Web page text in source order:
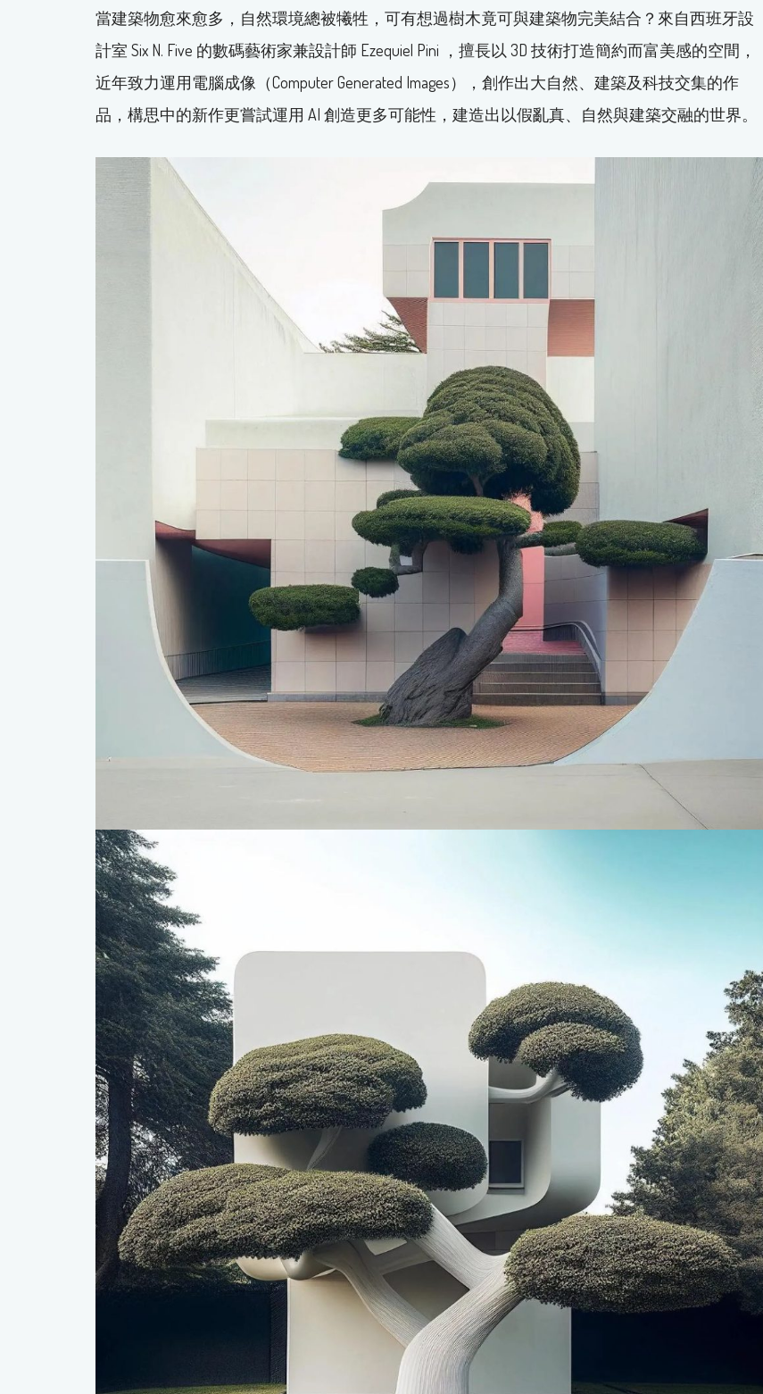
當建築物愈來愈多，自然環境總被犧牲，可有想過樹木竟可與建築物完美結合？來自西班牙設
計室 Six N. Five 的數碼藝術家兼設計師 Ezequiel Pini ，擅長以 3D 技術打造簡約而富美感的空間，
近年致力運用電腦成像（Computer Generated Images），創作出大自然、建築及科技交集的作
品，構思中的新作更嘗試運用 AI 創造更多可能性，建造出以假亂真、自然與建築交融的世界。